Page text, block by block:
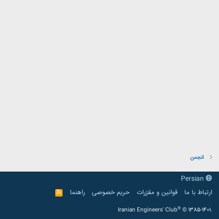
انجمن
ارتباط با ما
قوانین و مقرّرات حریم خصوصی راهنما
R
S
Iranian Engineers' Club® © 1385-1401.